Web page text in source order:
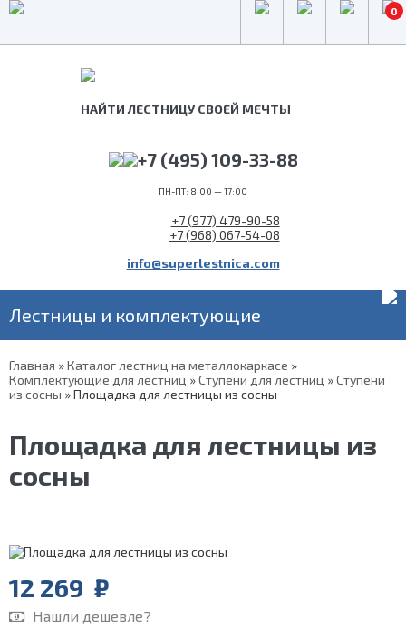
0
+7 (495) 109-33-88
ПН-ПТ: 8:00 — 17:00
+7 (977) 479-90-58
+7 (968) 067-54-08
info@superlestnica.com
Лестницы и комплектующие
Главная »Каталог лестниц на металлокаркасе »
Комплектующие для лестниц »Ступени для лестниц »Ступени
из сосны »Площадка для лестницы из сосны
Площадка для лестницы из
сосны
12 269 ₽
Нашли дешевле?